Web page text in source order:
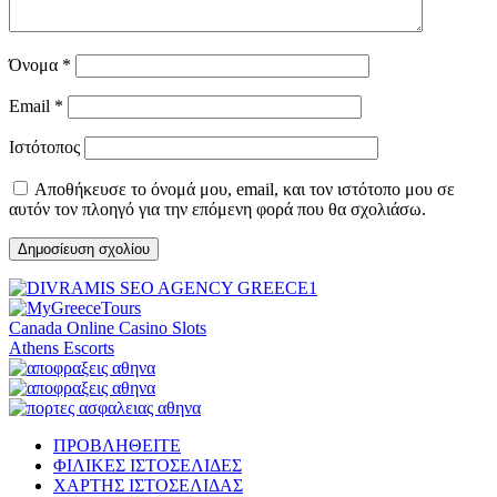
Όνομα *
Email *
Ιστότοπος
Αποθήκευσε το όνομά μου, email, και τον ιστότοπο μου σε
αυτόν τον πλοηγό για την επόμενη φορά που θα σχολιάσω.
Canada Online Casino Slots
Athens Escorts
ΠΡΟΒΛΗΘΕΙΤΕ
ΦΙΛΙΚΕΣ ΙΣΤΟΣΕΛΙΔΕΣ
ΧΑΡΤΗΣ ΙΣΤΟΣΕΛΙΔΑΣ